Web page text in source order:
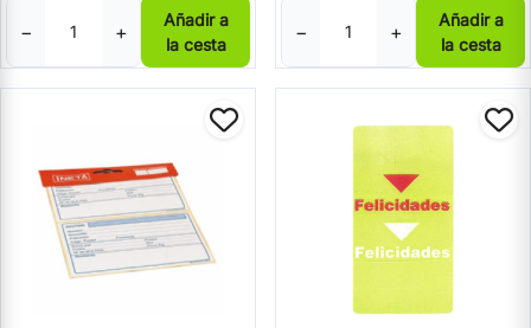
− +
Añadir a
la cesta
− +
Añadir a
la cesta